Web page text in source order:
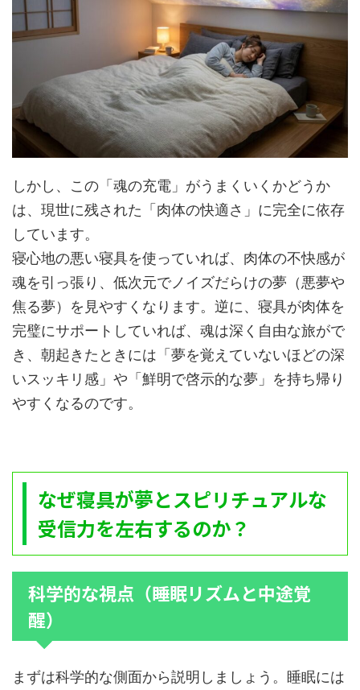
しかし、この「魂の充電」がうまくいくかどうか
は、現世に残された「肉体の快適さ」に完全に依存
しています。
寝心地の悪い寝具を使っていれば、肉体の不快感が
魂を引っ張り、低次元でノイズだらけの夢（悪夢や
焦る夢）を見やすくなります。逆に、寝具が肉体を
完璧にサポートしていれば、魂は深く自由な旅がで
き、朝起きたときには「夢を覚えていないほどの深
いスッキリ感」や「鮮明で啓示的な夢」を持ち帰り
やすくなるのです。
なぜ寝具が夢とスピリチュアルな
受信力を左右するのか？
科学的な視点（睡眠リズムと中途覚
醒）
まずは科学的な側面から説明しましょう。睡眠には